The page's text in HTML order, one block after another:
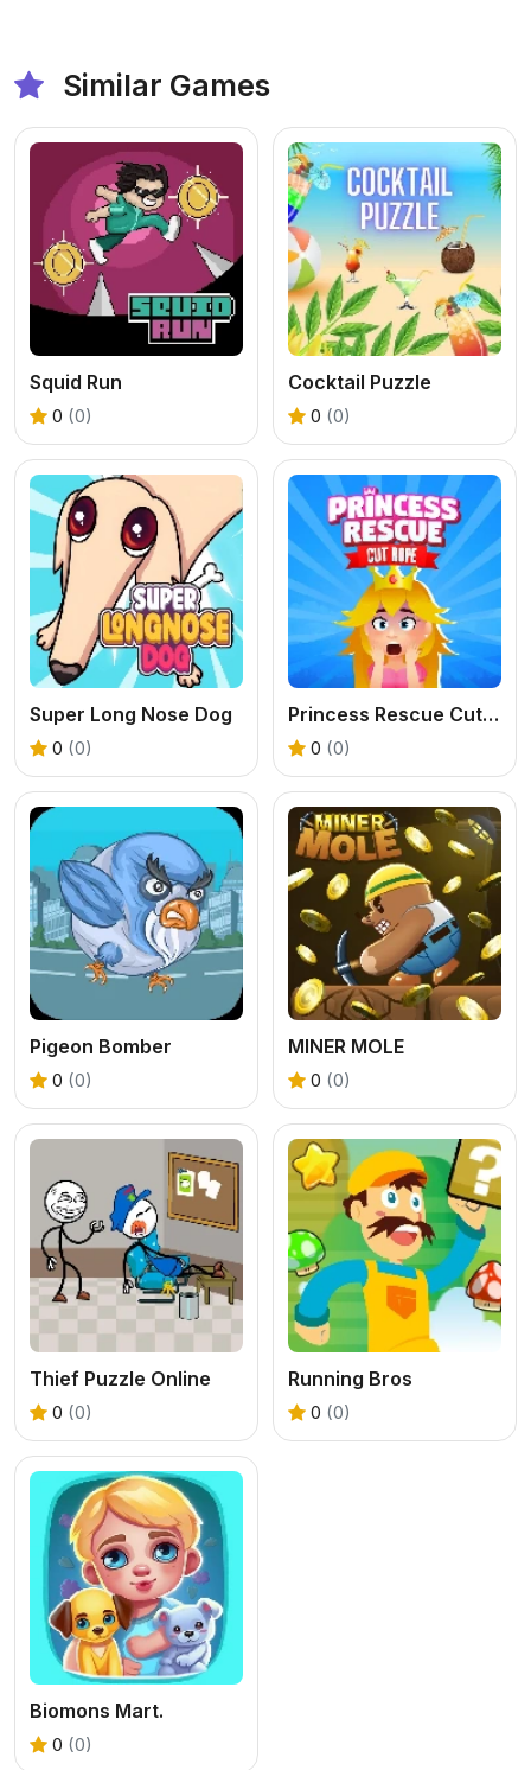
Similar Games
Squid Run
0 (0)
Cocktail Puzzle
0 (0)
Super Long Nose Dog
0 (0)
Princess Rescue Cut Rope
0 (0)
Pigeon Bomber
0 (0)
MINER MOLE
0 (0)
Thief Puzzle Online
0 (0)
Running Bros
0 (0)
Biomons Mart.
0 (0)